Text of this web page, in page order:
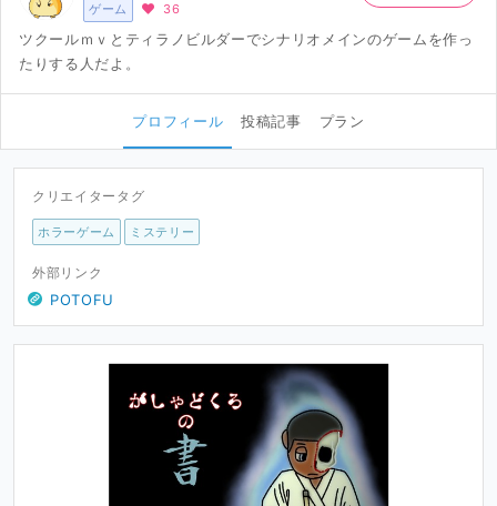
ゲーム 36
ツクールｍｖとティラノビルダーでシナリオメインのゲームを作っ
たりする人だよ。
プロフィール 投稿記事 プラン
クリエイタータグ
ホラーゲーム ミステリー
外部リンク
POTOFU